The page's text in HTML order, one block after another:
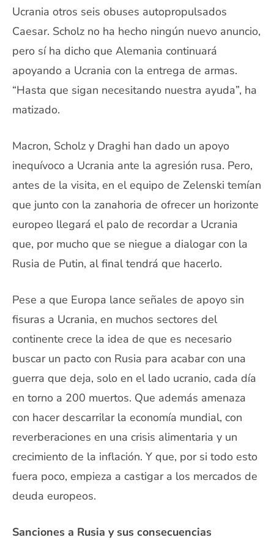
Ucrania otros seis obuses autopropulsados
Caesar. Scholz no ha hecho ningún nuevo anuncio,
pero sí ha dicho que Alemania continuará
apoyando a Ucrania con la entrega de armas.
“Hasta que sigan necesitando nuestra ayuda”, ha
matizado.
Macron, Scholz y Draghi han dado un apoyo
inequívoco a Ucrania ante la agresión rusa. Pero,
antes de la visita, en el equipo de Zelenski temían
que junto con la zanahoria de ofrecer un horizonte
europeo llegará el palo de recordar a Ucrania
que, por mucho que se niegue a dialogar con la
Rusia de Putin, al final tendrá que hacerlo.
Pese a que Europa lance señales de apoyo sin
fisuras a Ucrania, en muchos sectores del
continente crece la idea de que es necesario
buscar un pacto con Rusia para acabar con una
guerra que deja, solo en el lado ucranio, cada día
en torno a 200 muertos. Que además amenaza
con hacer descarrilar la economía mundial, con
reverberaciones en una crisis alimentaria y un
crecimiento de la inflación. Y que, por si todo esto
fuera poco, empieza a castigar a los mercados de
deuda europeos.
Sanciones a Rusia y sus consecuencias